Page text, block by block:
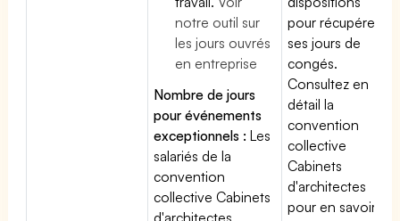
notre outil sur
les jours ouvrés
en entreprise
Nombre de jours
pour événements
exceptionnels : Les
salariés de la
convention
collective Cabinets
d'architectes
pour récupérer
ses jours de
congés.
Consultez en
détail la
convention
collective
Cabinets
d'architectes
pour en savoir